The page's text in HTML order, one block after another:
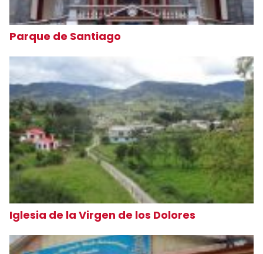
Parque de Santiago
Iglesia de la Virgen de los Dolores